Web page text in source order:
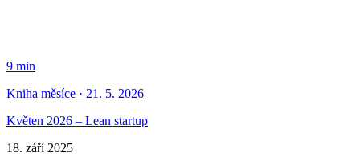
9 min
Kniha měsíce · 21. 5. 2026
Květen 2026 – Lean startup
18. září 2025